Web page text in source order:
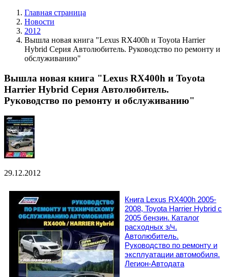
Главная страница
Новости
2012
Вышла новая книга "Lexus RX400h и Toyota Harrier
Hybrid Серия Автолюбитель. Руководство по ремонту и
обслуживанию"
Вышла новая книга "Lexus RX400h и Toyota
Harrier Hybrid Серия Автолюбитель.
Руководство по ремонту и обслуживанию"
29.12.2012
Книга Lexus RX400h 2005-
2008, Toyota Harrier Hybrid с
2005 бензин. Каталог
расходных з/ч.
Автолюбитель.
Руководство по ремонту и
эксплуатации автомобиля.
Легион-Aвтодата